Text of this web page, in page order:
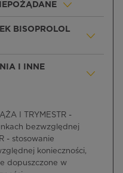
BISOPROLOL
I INNE
I TRYMESTR -
bezwzględnej
- stosowanie
konieczności,
dopuszczone w